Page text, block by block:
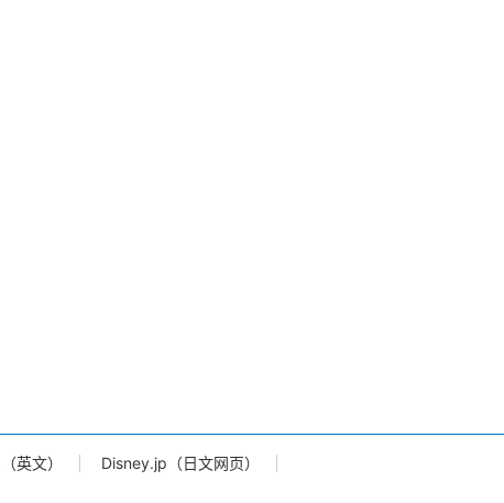
英文）
Disney.jp（日文网页）